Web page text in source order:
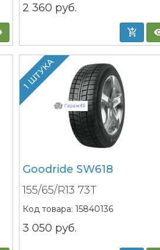
2 360 руб.
1 ШТУКА
Goodride SW618
155/65/R13 73T
Код товара: 15840136
3 050 руб.